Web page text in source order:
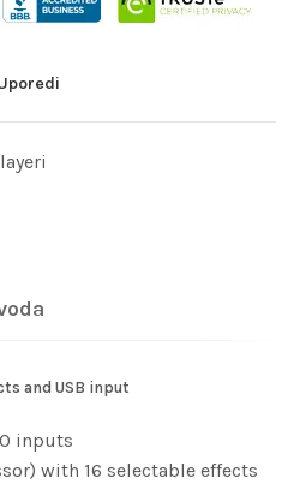
and USB input
inputs
with 16 selectable effects